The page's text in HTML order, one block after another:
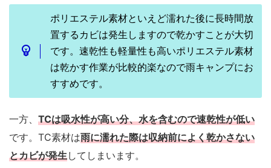
ポリエステル素材といえど濡れた後に長時間放
置するカビは発生しますので乾かすことが大切
です。速乾性も軽量性も高いポリエステル素材
は乾かす作業が比較的楽なので雨キャンプにお
すすめです。
一方、 TCは吸水性が高い分、水を含むので速乾性が低い
です。TC素材は雨に濡れた際は収納前によく乾かさない
とカビが発生してしまいます。